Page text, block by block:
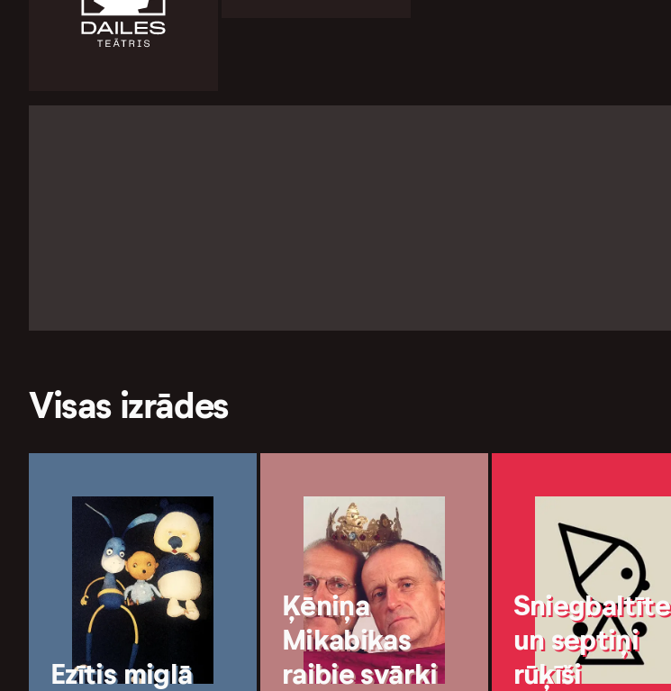
Visas izrādes
Ezītis miglā
Ķēniņa
Mikabikas
raibie svārki
Sniegbaltīte
un septiņi
rūķīši